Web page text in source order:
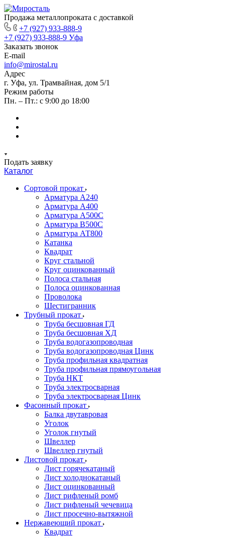
Продажа металлопроката с доставкой
+7 (927) 933-888-9
+7 (927) 933-888-9 Уфа
Заказать звонок
E-mail
info@mirostal.ru
Адрес
г. Уфа, ул. Трамвайная, дом 5/1
Режим работы
Пн. – Пт.: с 9:00 до 18:00
Подать заявку
Каталог
Сортовой прокат
Арматура А240
Арматура А400
Арматура А500C
Арматура В500С
Арматура АТ800
Катанка
Квадрат
Круг стальной
Круг оцинкованный
Полоса стальная
Полоса оцинкованная
Проволока
Шестигранник
Трубный прокат
Труба бесшовная ГД
Труба бесшовная ХД
Труба водогазопроводная
Труба водогазопроводная Цинк
Труба профильная квадратная
Труба профильная прямоугольная
Труба НКТ
Труба электросварная
Труба электросварная Цинк
Фасонный прокат
Балка двутавровая
Уголок
Уголок гнутый
Швеллер
Швеллер гнутый
Листовой прокат
Лист горячекатаный
Лист холоднокатаный
Лист оцинкованный
Лист рифленый ромб
Лист рифленый чечевица
Лист просечно-вытяжной
Нержавеющий прокат
Квадрат